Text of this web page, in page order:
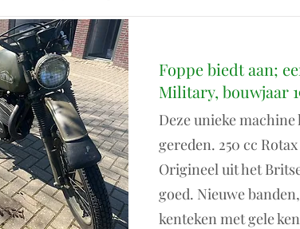
Foppe biedt aan;
Military, bouwjaar
Deze unieke
gereden. 250 cc
Origineel uit het
goed. Nieuwe
kenteken met gele